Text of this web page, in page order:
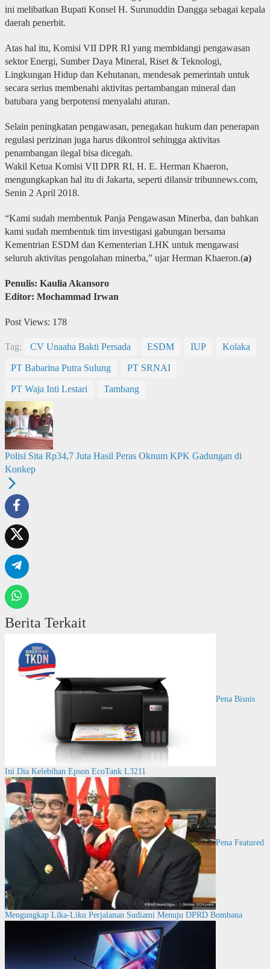
ini melibatkan Bupati Konsel H. Surunuddin Dangga sebagai kepala
daerah penerbit.
Atas hal itu, Komisi VII DPR RI yang membidangi pengawasan
sektor Energi, Sumber Daya Mineral, Riset & Teknologi,
Lingkungan Hidup dan Kehutanan, mendesak pemerintah untuk
secara serius membenahi aktivitas pertambangan mineral dan
batubara yang berpotensi menyalahi aturan.
Selain peningkatan pengawasan, penegakan hukum dan penerapan
regulasi perizinan juga harus dikontrol sehingga aktivitas
penambangan ilegal bisa dicegah.
Wakil Ketua Komisi VII DPR RI, H. E. Herman Khaeron,
mengungkapkan hal itu di Jakarta, seperti dilansir tribunnews.com,
Senin 2 April 2018.
“Kami sudah membentuk Panja Pengawasan Minerba, dan bahkan
kami sudah membentuk tim investigasi gabungan bersama
Kementrian ESDM dan Kementerian LHK untuk mengawasi
seluruh aktivitas pengolahan minerba,” ujar Herman Khaeron.(a)
Penulis: Kaulia Akansoro
Editor: Mochammad Irwan
Post Views: 178
Tag: CV Unaaha Bakti Persada ESDM IUP Kolaka
PT Babarina Putra Sulung PT SRNAI
PT Waja Inti Lestari Tambang
Polisi Sita Rp34,7 Juta Hasil Peras Oknum KPK Gadungan di
Konkep
Berita Terkait
Pena Bisnis
Ini Dia Kelebihan Epson EcoTank L3211
Pena Featured
Mengungkap Lika-Liku Perjalanan Sudiami Menuju DPRD Bombana